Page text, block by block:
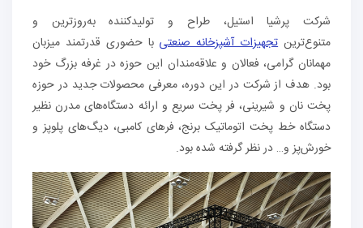
شرکت پرشیا استیل، طراح و تولیدکننده به‌روزترین و
متنوع‌ترینتجهیزات آشپزخانه صنعتی با حضوری قدرتمند میزبان
مهمانان گرامی، فعالان و علاقه‌مندان این حوزه در غرفه بزرگ خود
بود. هدف از شرکت در این دوره، معرفی محصولات جدید در حوزه
پخت نان و شیرینی، فر پخت سریع و ارائه دستگاه‌های مدرن نظیر
دستگاه خط پخت اتوماتیک برنج، فرهای کامبی، دیگ‌های پلوپز و
خورش‌پز و… در نظر گرفته شده بود.